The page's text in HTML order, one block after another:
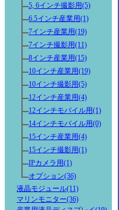
5, 6インチ撮影用(5)
6.5インチ産業用(1)
7インチ産業用(19)
7インチ撮影用(11)
8インチ産業用(15)
10インチ産業用(19)
10インチ撮影用(5)
12インチ産業用(4)
12インチモバイル用(1)
14インチモバイル用(0)
15インチ産業用(4)
15インチ撮影用(1)
IPカメラ用(1)
オプション(36)
液晶モジュール(11)
マリンモニター(36)